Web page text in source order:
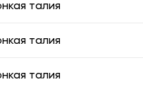
талия
талия
талия